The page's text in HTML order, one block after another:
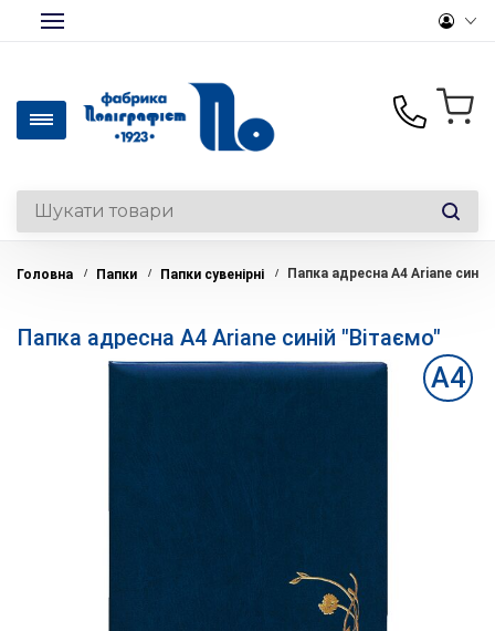
Офісний папір та
+380(50)330-28-14
+380(44)369-39-12
Вироби на замовлення
Головна Папки Папки сувенірні Папка адресна А4 Ariane синій
Папка адресна А4 Ariane синій "Вітаємо"
А4